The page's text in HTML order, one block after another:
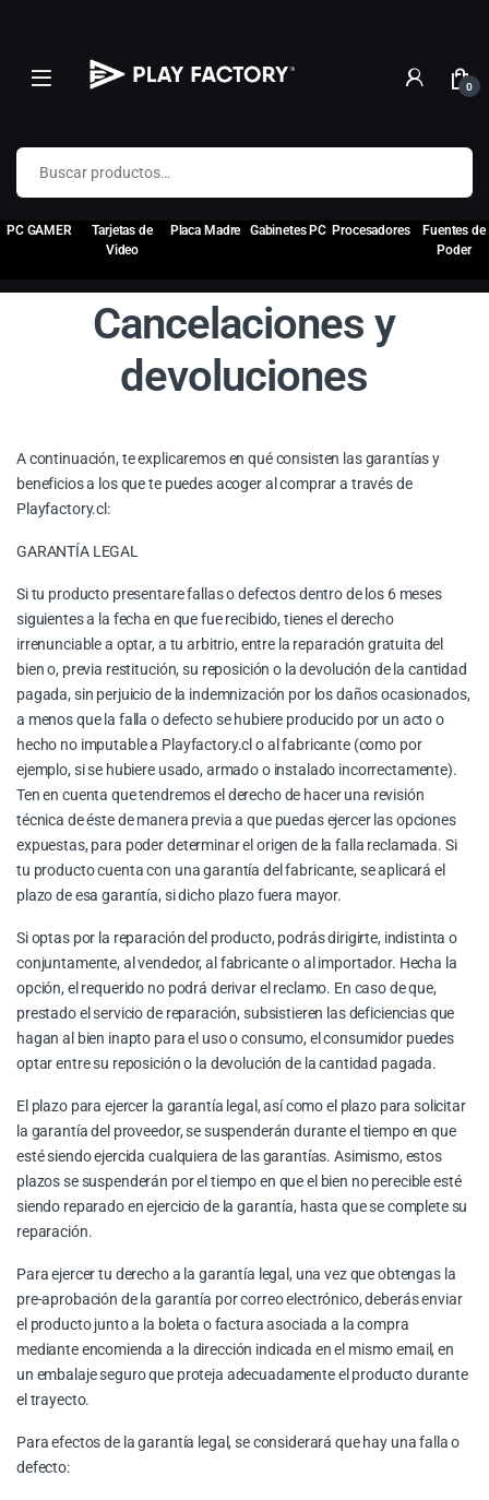
0
Buscar por:
PC GAMER
Tarjetas de
Video
Placa Madre Gabinetes PC Procesadores
Fuentes de
Poder
Cancelaciones y
devoluciones
A continuación, te explicaremos en qué consisten las garantías y
beneficios a los que te puedes acoger al comprar a través de
Playfactory.cl:
GARANTÍA LEGAL
Si tu producto presentare fallas o defectos dentro de los 6 meses
siguientes a la fecha en que fue recibido, tienes el derecho
irrenunciable a optar, a tu arbitrio, entre la reparación gratuita del
bien o, previa restitución, su reposición o la devolución de la cantidad
pagada, sin perjuicio de la indemnización por los daños ocasionados,
a menos que la falla o defecto se hubiere producido por un acto o
hecho no imputable a Playfactory.cl o al fabricante (como por
ejemplo, si se hubiere usado, armado o instalado incorrectamente).
Ten en cuenta que tendremos el derecho de hacer una revisión
técnica de éste de manera previa a que puedas ejercer las opciones
expuestas, para poder determinar el origen de la falla reclamada. Si
tu producto cuenta con una garantía del fabricante, se aplicará el
plazo de esa garantía, si dicho plazo fuera mayor.
Si optas por la reparación del producto, podrás dirigirte, indistinta o
conjuntamente, al vendedor, al fabricante o al importador. Hecha la
opción, el requerido no podrá derivar el reclamo. En caso de que,
prestado el servicio de reparación, subsistieren las deficiencias que
hagan al bien inapto para el uso o consumo, el consumidor puedes
optar entre su reposición o la devolución de la cantidad pagada.
El plazo para ejercer la garantía legal, así como el plazo para solicitar
la garantía del proveedor, se suspenderán durante el tiempo en que
esté siendo ejercida cualquiera de las garantías. Asimismo, estos
plazos se suspenderán por el tiempo en que el bien no perecible esté
siendo reparado en ejercicio de la garantía, hasta que se complete su
reparación.
Para ejercer tu derecho a la garantía legal, una vez que obtengas la
pre-aprobación de la garantía por correo electrónico, deberás enviar
el producto junto a la boleta o factura asociada a la compra
mediante encomienda a la dirección indicada en el mismo email, en
un embalaje seguro que proteja adecuadamente el producto durante
el trayecto.
Para efectos de la garantía legal, se considerará que hay una falla o
defecto: